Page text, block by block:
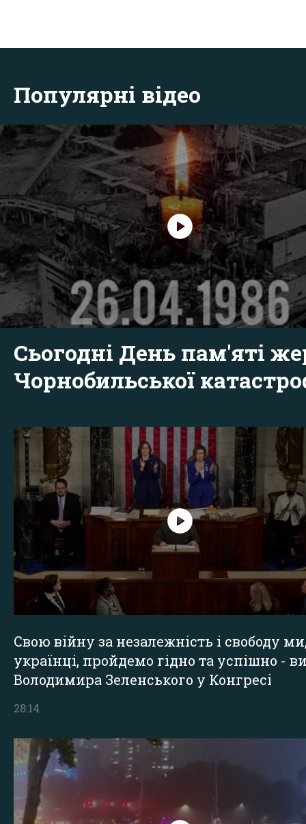
Популярні відео
Сьогодні День пам'яті
Чорнобильської
Свою війну за незалежність і свободу
українці, пройдемо гідно та успішно -
Володимира Зеленського у Конгресі
28:14